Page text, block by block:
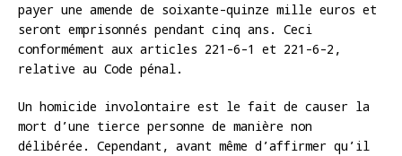
payer une amende de soixante-quinze mille euros et
seront emprisonnés pendant cinq ans. Ceci
conformément aux articles 221-6-1 et 221-6-2,
relative au Code pénal.
Un homicide involontaire est le fait de causer la
mort d’une tierce personne de manière non
délibérée. Cependant, avant même d’affirmer qu’il